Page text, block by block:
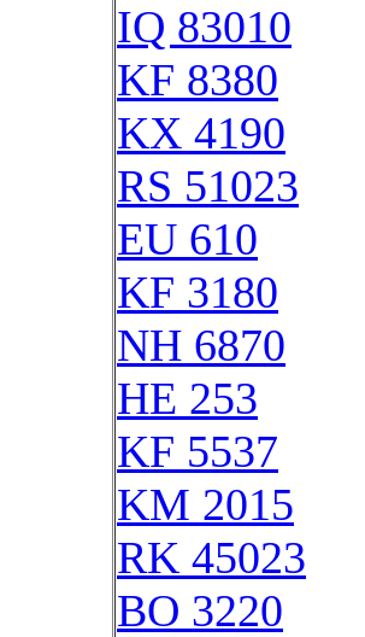
IQ 83010
KF 8380
KX 4190
RS 51023
EU 610
KF 3180
NH 6870
HE 253
KF 5537
KM 2015
RK 45023
BO 3220